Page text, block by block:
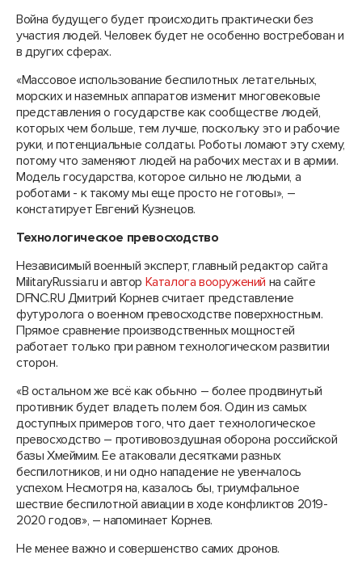
Война будущего будет происходить практически без
участия людей. Человек будет не особенно востребован и
в других сферах.
«Массовое использование беспилотных летательных,
морских и наземных аппаратов изменит многовековые
представления о государстве как сообществе людей,
которых чем больше, тем лучше, поскольку это и рабочие
руки, и потенциальные солдаты. Роботы ломают эту схему,
потому что заменяют людей на рабочих местах и в армии.
Модель государства, которое сильно не людьми, а
роботами - к такому мы еще просто не готовы», –
констатирует Евгений Кузнецов.
Технологическое превосходство
Независимый военный эксперт, главный редактор сайта
MilitaryRussia.ru и автор Каталога вооружений на сайте
DFNC.RU Дмитрий Корнев считает представление
футуролога о военном превосходстве поверхностным.
Прямое сравнение производственных мощностей
работает только при равном технологическом развитии
сторон.
«В остальном же всё как обычно – более продвинутый
противник будет владеть полем боя. Один из самых
доступных примеров того, что дает технологическое
превосходство – противовоздушная оборона российской
базы Хмеймим. Ее атаковали десятками разных
беспилотников, и ни одно нападение не увенчалось
успехом. Несмотря на, казалось бы, триумфальное
шествие беспилотной авиации в ходе конфликтов 2019-
2020 годов», – напоминает Корнев.
Не менее важно и совершенство самих дронов.